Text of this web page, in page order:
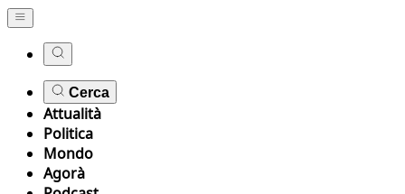
Cerca
Attualità
Politica
Mondo
Agorà